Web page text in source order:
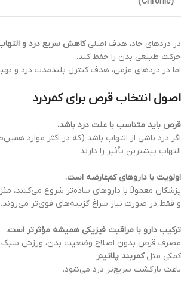
در دردهای حاد، هدف اصلیکاهش سریع درد و
حرکت طبیعی بدن را حفظ کند.
اما در دردهای مزمن، هدف کنترل بلندمدت درد و
اصول انتخاب قرص برای کمردرد
قرص باید متناسب با علت درد باشد.
اگر درد ناشی از التهاب باشد (که در اکثر موارد
التهاب بیشترین تأثیر را دارند.
اولویت با داروهای کم‌عارضه است.
پزشکان معمولاً با داروهای ساده‌تر شروع می‌کنند،
و فقط در صورت نیاز سراغ گزینه‌های قوی‌تر می‌روند.
ترکیب دارو با مراقبت فیزیکی همیشه مؤثرتر است.
مصرف قرص بدون اصلاح وضعیت بدن، ورزش سبک و
کمکی مثلکمربند پلاتینر
باعث بازگشت سریع‌تر درد می‌شود.